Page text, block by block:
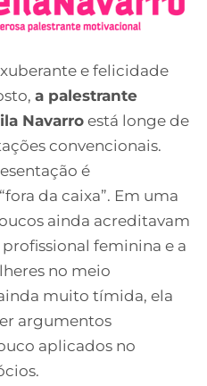
e felicidade
a palestrante
Navarro está longe de
convencionais.
é
da caixa”. Em uma
ainda acreditavam
feminina e a
no meio
muito tímida, ela
argumentos
aplicados no